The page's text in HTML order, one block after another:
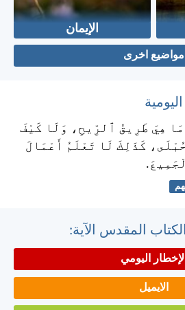
الإيمان
مواضيع اخرى
هِيَ طَرِيقُ ٱلرِّيحِ، وَلَا كَيْفَ
كَذَلِكَ لَا تَعْلَمُ أَعْمَالَ
المقدس الآية:
اليومي
الايميل